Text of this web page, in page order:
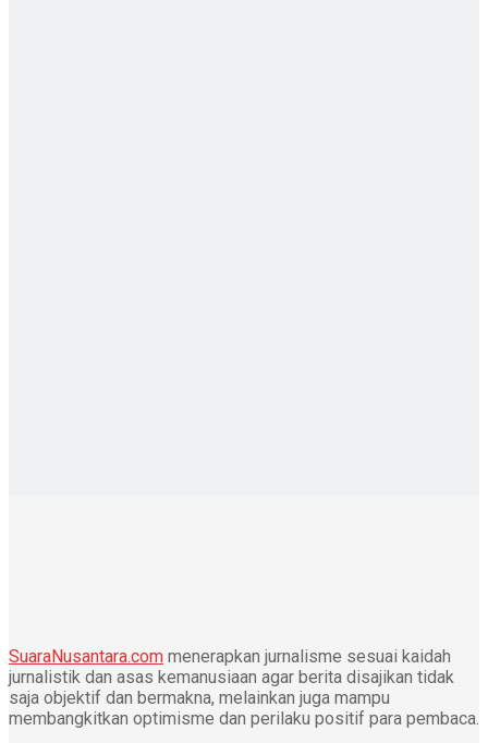
SuaraNusantara.com menerapkan jurnalisme sesuai kaidah
jurnalistik dan asas kemanusiaan agar berita disajikan tidak
saja objektif dan bermakna, melainkan juga mampu
membangkitkan optimisme dan perilaku positif para pembaca.